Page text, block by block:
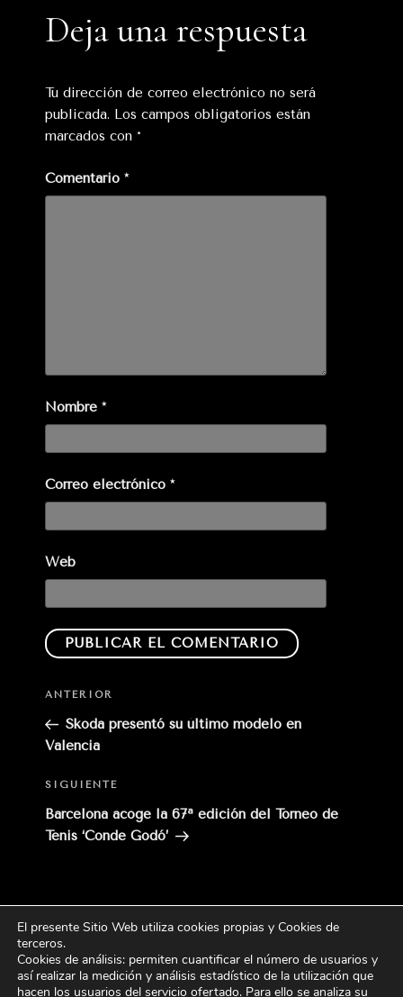
Deja una respuesta
Tu dirección de correo electrónico no será
publicada. Los campos obligatorios están
marcados con *
Comentario *
Nombre *
Correo electrónico *
Web
Entrada
anterior:
ANTERIOR
Skoda presentó su último modelo en
Valencia
Siguiente
entrada
SIGUIENTE
Barcelona acoge la 67ª edición del Torneo de
Tenis ‘Conde Godó’
Buscar
por:
Buscar
El presente Sitio Web utiliza cookies propias y Cookies de
terceros.
Cookies de análisis: permiten cuantificar el número de usuarios y
así realizar la medición y análisis estadístico de la utilización que
hacen los usuarios del servicio ofertado. Para ello se analiza su